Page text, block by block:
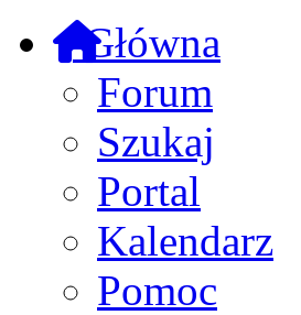
Główna
Forum
Szukaj
Portal
Kalendarz
Pomoc